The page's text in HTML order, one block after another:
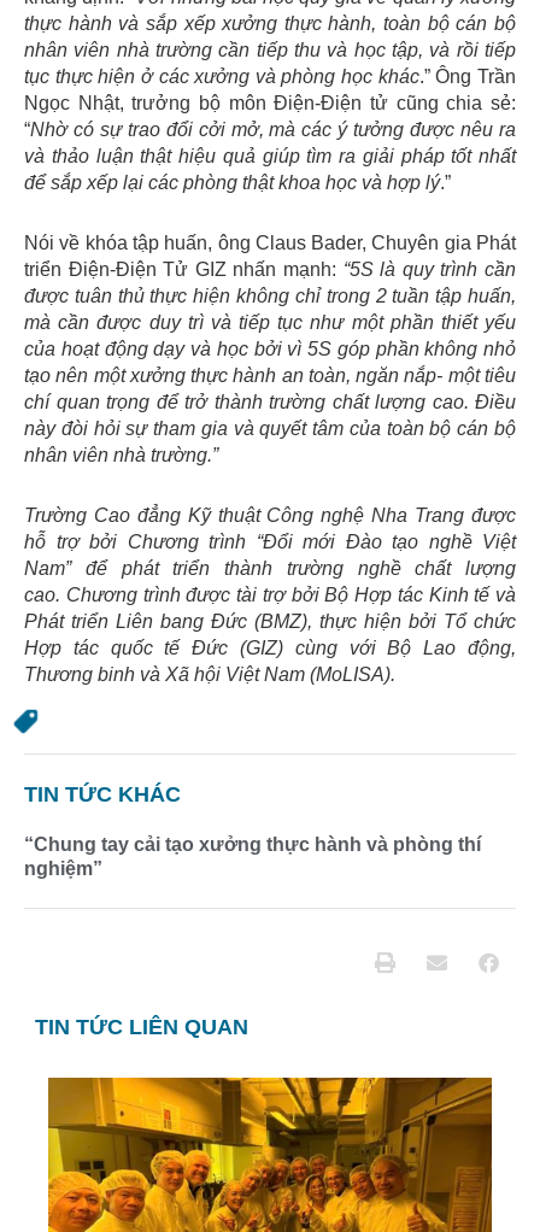
thực hành và sắp xếp xưởng thực hành, toàn bộ cán bộ
nhân viên nhà trường cần tiếp thu và học tập, và rồi tiếp
tục thực hiện ở các xưởng và phòng học khác.” Ông Trần
Ngọc Nhật, trưởng bộ môn Điện-Điện tử cũng chia sẻ:
“Nhờ có sự trao đổi cởi mở, mà các ý tưởng được nêu ra
và thảo luận thật hiệu quả giúp tìm ra giải pháp tốt nhất
để sắp xếp lại các phòng thật khoa học và hợp lý.”
Nói về khóa tập huấn, ông Claus Bader, Chuyên gia Phát
triển Điện-Điện Tử GIZ nhấn mạnh: “5S là quy trình cần
được tuân thủ thực hiện không chỉ trong 2 tuần tập huấn,
mà cần được duy trì và tiếp tục như một phần thiết yếu
của hoạt động dạy và học bởi vì 5S góp phần không nhỏ
tạo nên một xưởng thực hành an toàn, ngăn nắp- một tiêu
chí quan trọng để trở thành trường chất lượng cao. Điều
này đòi hỏi sự tham gia và quyết tâm của toàn bộ cán bộ
nhân viên nhà trường.”
Trường Cao đẳng Kỹ thuật Công nghệNha Trang được
hỗ trợ bởi Chương trình “Đổi mới Đào tạo nghề Việt
Nam” để phát triển thành trường nghề chất lượng
cao. Chương trình được tài trợ bởi Bộ Hợp tác Kinh tế và
Phát triển Liên bang Đức (BMZ), thực hiện bởi Tổ chức
Hợp tác quốc tế Đức (GIZ) cùng với Bộ Lao động,
Thương binh và Xã hội Việt Nam (MoLISA).
TIN TỨC KHÁC
“Chung tay cải tạo xưởng thực hành và phòng thí
nghiệm”
TIN TỨC LIÊN QUAN